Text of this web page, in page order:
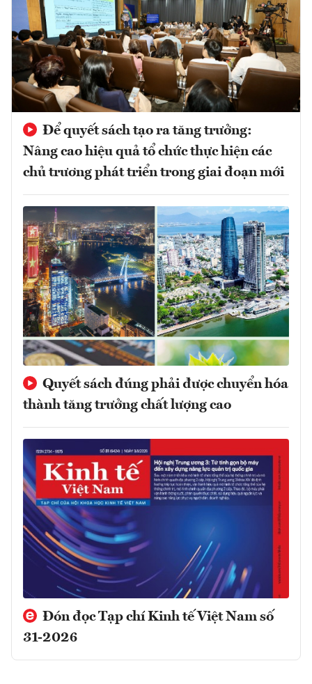
Để quyết sách tạo ra tăng trưởng:
Nâng cao hiệu quả tổ chức thực hiện các
chủ trương phát triển trong giai đoạn mới
Quyết sách đúng phải được chuyển hóa
thành tăng trưởng chất lượng cao
Đón đọc Tạp chí Kinh tế Việt Nam số
31-2026